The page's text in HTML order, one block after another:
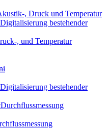
, Druck und Temperatur
Digitalisierung bestehender
, und Temperatur
Digitalisierung bestehender
Durchflussmessung